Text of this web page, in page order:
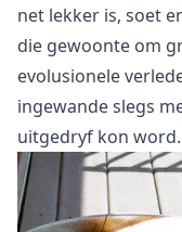
net lekker is, soet
die gewoonte om
evolusionele
ingewande slegs
uitgedryf kon word.